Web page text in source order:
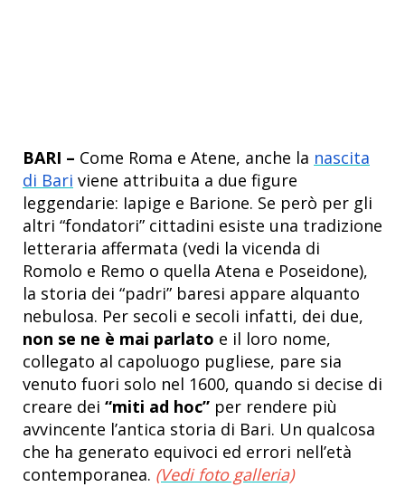
BARI – Come Roma e Atene, anche la nascita
di Bari viene attribuita a due figure
leggendarie: Iapige e Barione. Se però per gli
altri “fondatori” cittadini esiste una tradizione
letteraria affermata (vedi la vicenda di
Romolo e Remo o quella Atena e Poseidone),
la storia dei “padri” baresi appare alquanto
nebulosa. Per secoli e secoli infatti, dei due,
non se ne è mai parlato e il loro nome,
collegato al capoluogo pugliese, pare sia
venuto fuori solo nel 1600, quando si decise di
creare dei “miti ad hoc” per rendere più
avvincente l’antica storia di Bari. Un qualcosa
che ha generato equivoci ed errori nell’età
contemporanea. (Vedi foto galleria)